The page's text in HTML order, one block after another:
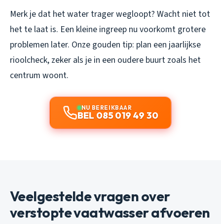
Merk je dat het water trager wegloopt? Wacht niet tot
het te laat is. Een kleine ingreep nu voorkomt grotere
problemen later. Onze gouden tip: plan een jaarlijkse
rioolcheck, zeker als je in een oudere buurt zoals het
centrum woont.
NU BEREIKBAAR
BEL 085 019 49 30
Veelgestelde vragen over
verstopte vaatwasser afvoeren